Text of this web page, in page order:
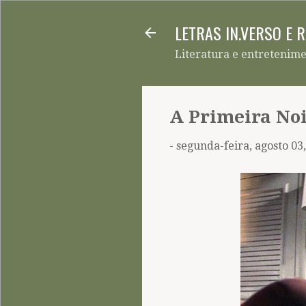
LETRAS IN.VERSO E
Literatura e
A Primeira
- segunda-feira, agosto